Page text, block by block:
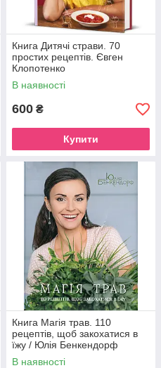
Книга Дитячі страви. 70
простих рецептів. Євген
Клопотенко
В наявності
600 ₴
Купити
Книга Магія трав. 110
рецептів, щоб закохатися в
їжу / Юлія Бенкендорф
(українською)
В наявності